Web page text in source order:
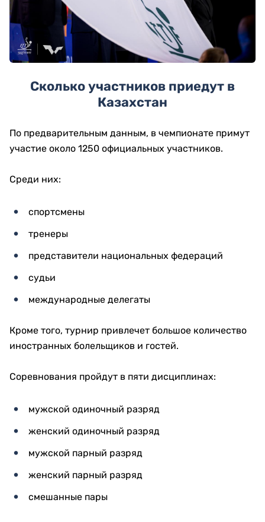
Сколько участников приедут в
Казахстан
По предварительным данным, в чемпионате примут
участие около 1250 официальных участников.
Среди них:
спортсмены
тренеры
представители национальных федераций
судьи
международные делегаты
Кроме того, турнир привлечет большое количество
иностранных болельщиков и гостей.
Соревнования пройдут в пяти дисциплинах:
мужской одиночный разряд
женский одиночный разряд
мужской парный разряд
женский парный разряд
смешанные пары